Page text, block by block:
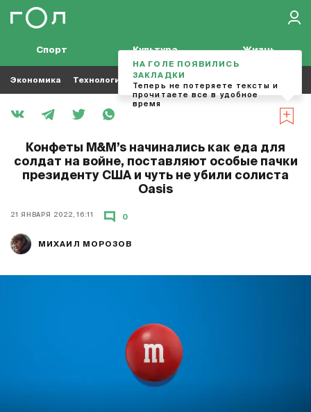
Спорт Культура Жизнь
Экономика Технологии Кино Футбол
Конфеты M&M’s начинались как еда для
солдат на войне, поставляют особые пачки
президенту США и чуть не убили солиста
Oasis
21 ЯНВАРЯ 2022, 16:11
МИХАИЛ МОРОЗОВ
0
НА ГОЛЕ ПОЯВИЛИСЬ
ЗАКЛАДКИ
Теперь не потеряете тексты и
прочитаете все в удобное
время